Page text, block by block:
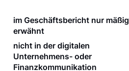
im Geschäftsbericht nur mäßig
erwähnt
nicht in der digitalen
Unternehmens- oder
Finanzkommunikation